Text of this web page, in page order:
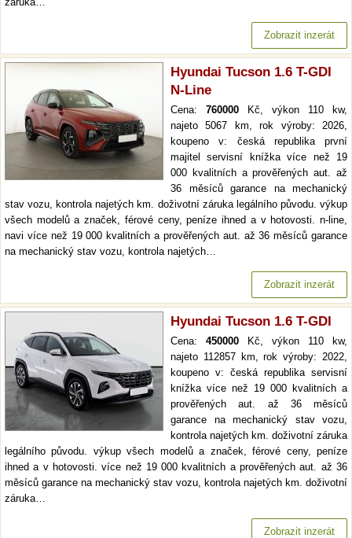
Zobrazit inzerát
Hyundai Tucson 1.6 T-GDI
N-Line
Cena: 760000 Kč, výkon 110 kw,
najeto 5067 km, rok výroby: 2026,
koupeno v: česká republika první
majitel servisní knížka více než 19
000 kvalitních a prověřených aut. až
36 měsíců garance na mechanický
stav vozu, kontrola najetých km. doživotní záruka legálního původu. výkup
všech modelů a značek, férové ceny, peníze ihned a v hotovosti. n-line,
navi více než 19 000 kvalitních a prověřených aut. až 36 měsíců garance
na mechanický stav vozu, kontrola najetých…
Zobrazit inzerát
Hyundai Tucson 1.6 T-GDI
Cena: 450000 Kč, výkon 110 kw,
najeto 112857 km, rok výroby: 2022,
koupeno v: česká republika servisní
knížka více než 19 000 kvalitních a
prověřených aut. až 36 měsíců
garance na mechanický stav vozu,
kontrola najetých km. doživotní záruka
legálního původu. výkup všech modelů a značek, férové ceny, peníze
ihned a v hotovosti. více než 19 000 kvalitních a prověřených aut. až 36
měsíců garance na mechanický stav vozu, kontrola najetých km. doživotní
záruka…
Zobrazit inzerát